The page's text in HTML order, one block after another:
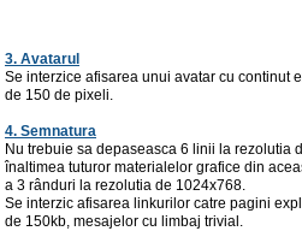
3. Avatarul
Se interzice afisarea unui avatar cu continut
de 150 de pixeli.
4. Semnatura
Nu trebuie sa depaseasca 6 linii la rezolutia
înaltimea tuturor materialelor grafice din
a 3 rânduri la rezolutia de 1024x768.
Se interzic afisarea linkurilor catre pagini
de 150kb, mesajelor cu limbaj trivial.